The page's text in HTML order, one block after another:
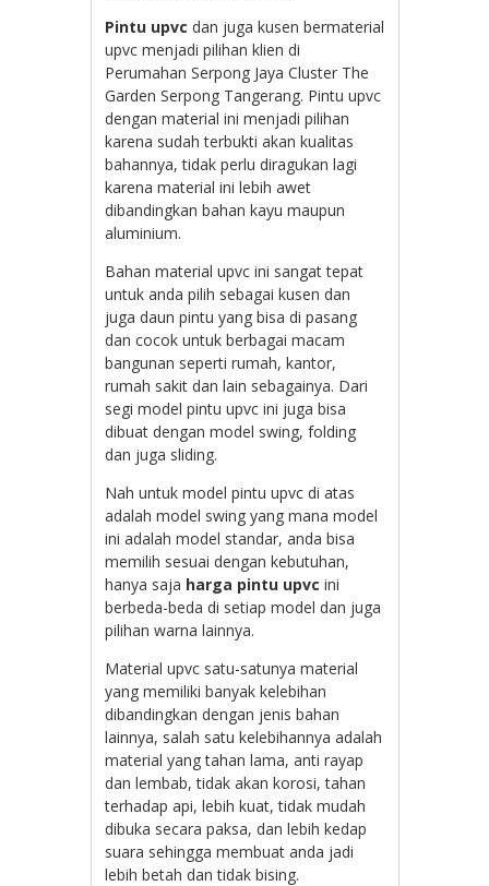
Pintu upvcdan juga kusen bermaterial
upvc menjadi pilihan klien di
Perumahan Serpong Jaya Cluster The
Garden Serpong Tangerang. Pintu upvc
dengan material ini menjadi pilihan
karena sudah terbukti akan kualitas
bahannya, tidak perlu diragukan lagi
karena material ini lebih awet
dibandingkan bahan kayu maupun
aluminium.
Bahan material upvc ini sangat tepat
untuk anda pilih sebagai kusen dan
juga daun pintu yang bisa di pasang
dan cocok untuk berbagai macam
bangunan seperti rumah, kantor,
rumah sakit dan lain sebagainya. Dari
segi model pintu upvc ini juga bisa
dibuat dengan model swing, folding
dan juga sliding.
Nah untuk model pintu upvc di atas
adalah model swing yang mana model
ini adalah model standar, anda bisa
memilih sesuai dengan kebutuhan,
hanya saja harga pintu upvc ini
berbeda-beda di setiap model dan juga
pilihan warna lainnya.
Material upvc satu-satunya material
yang memiliki banyak kelebihan
dibandingkan dengan jenis bahan
lainnya, salah satu kelebihannya adalah
material yang tahan lama, anti rayap
dan lembab, tidak akan korosi, tahan
terhadap api, lebih kuat, tidak mudah
dibuka secara paksa, dan lebih kedap
suara sehingga membuat anda jadi
lebih betah dan tidak bising.